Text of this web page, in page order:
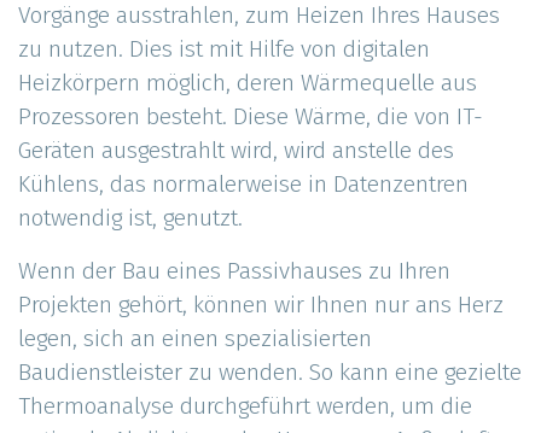
Vorgänge ausstrahlen, zum Heizen Ihres Hauses
zu nutzen. Dies ist mit Hilfe von digitalen
Heizkörpern möglich, deren Wärmequelle aus
Prozessoren besteht. Diese Wärme, die von IT-
Geräten ausgestrahlt wird, wird anstelle des
Kühlens, das normalerweise in Datenzentren
notwendig ist, genutzt.
Wenn der Bau eines Passivhauses zu Ihren
Projekten gehört, können wir Ihnen nur ans Herz
legen, sich an einen spezialisierten
Baudienstleister zu wenden. So kann eine gezielte
Thermoanalyse durchgeführt werden, um die